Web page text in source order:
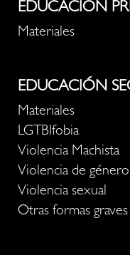
EDUCACIÓN
Materiales
EDUCACIÓN
Materiales
LGTBIfobia
Violencia Machista
Violencia de
Violencia sexual
Otras formas